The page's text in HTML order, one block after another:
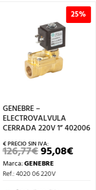
25%
GENEBRE –
ELECTROVALVULA
CERRADA 220V 1” 402006
126,77€EL
PRECIO
ORIGINAL
ERA:
95,08€EL
Marca:GENEBRE
Ref.: 4020 06 220V